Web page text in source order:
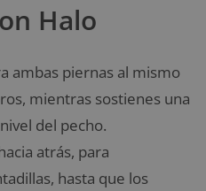
Halo
ambas piernas al mismo
mientras sostienes una
del pecho.
atrás, para
hasta que los